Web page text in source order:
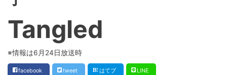
Tangled
※情報は6月24日放送時
facebook tweet はてブ LINE